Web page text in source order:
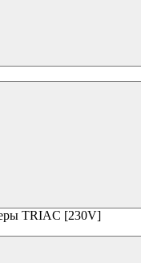
TRIAC [230V]